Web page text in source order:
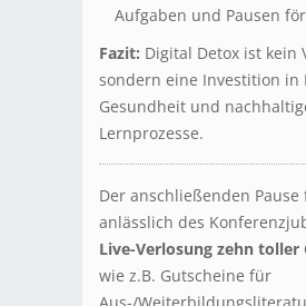
Aufgaben und Pausen
Fazit: Digital Detox ist kein
sondern eine Investition in
Gesundheit und
Lernprozesse.
Der anschließenden Pause
anlässlich des
Live-Verlosung zehn toller
wie z.B. Gutscheine für